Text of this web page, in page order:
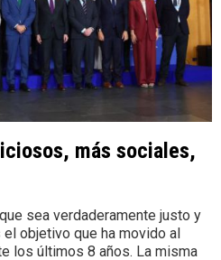
más sociales,
sea verdaderamente justo y
objetivo que ha movido al
los últimos 8 años. La misma